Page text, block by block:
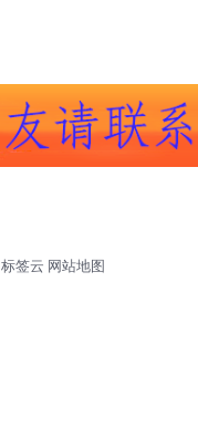
标签云 网站地图